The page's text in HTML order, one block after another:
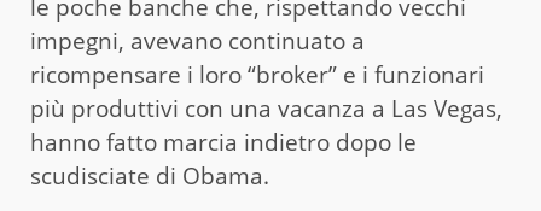
le poche banche che, rispettando vecchi
impegni, avevano continuato a
ricompensare i loro “broker” e i funzionari
più produttivi con una vacanza a Las Vegas,
hanno fatto marcia indietro dopo le
scudisciate di Obama.